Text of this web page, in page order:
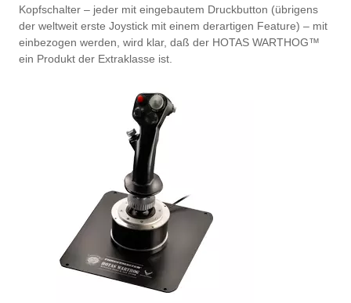
Kopfschalter – jeder mit eingebautem Druckbutton (übrigens
der weltweit erste Joystick mit einem derartigen Feature) – mit
einbezogen werden, wird klar, daß der HOTAS WARTHOG™
ein Produkt der Extraklasse ist.